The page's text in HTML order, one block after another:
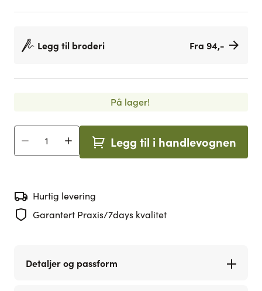
Legg til broderi Fra 94,-
På lager!
Antall Legg til i handlevognen
Hurtig levering
Garantert Praxis/7days kvalitet
Detaljer og passform